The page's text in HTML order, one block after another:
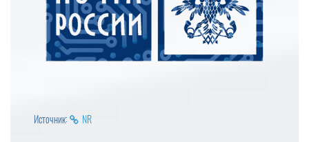
Источник: NR